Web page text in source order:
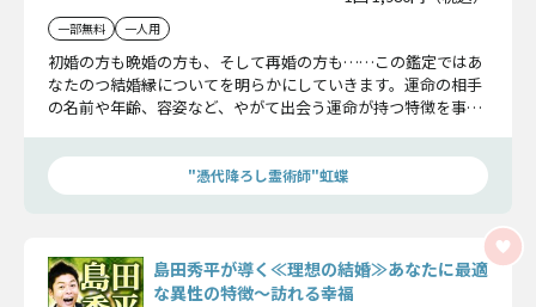
一部無料 一人用
初婚の方も晩婚の方も、そして再婚の方も……この鑑定ではあ
なたのつ結婚縁についてを明らかにしていきます。運命の相手
の名前や年齢、容姿など、やがて出会う運命が持つ特徴を事細
"憑代降ろし霊術師"虹蝶
島田秀平が導く≪理想の結婚≫あなたに最適
な異性の特徴〜訪れる幸福